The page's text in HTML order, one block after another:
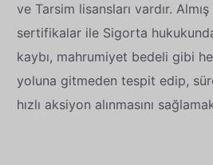
ve Tarsim lisansları vardır.
sertifikalar ile Sigorta
kaybı, mahrumiyet bedeli gibi
yoluna gitmeden tespit edip,
hızlı aksiyon alınmasını